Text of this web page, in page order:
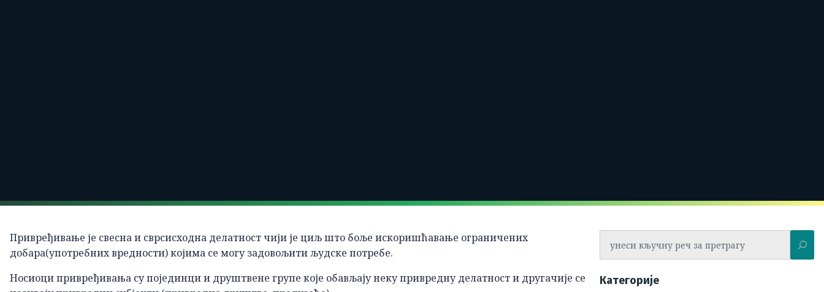
Привређивање је свесна и сврсисходна делатност чији је циљ што боље искоришћавање ограничених
добара(употребних вредности) којима се могу задовољити људске потребе.
Носиоци привређивања су појединци и друштвене групе које обављају неку привредну делатност и другачије се
Категорије